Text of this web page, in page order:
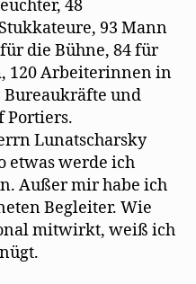
48
93 Mann
die Bühne, 84 für
120 Arbeiterinnen in
Bureaukräfte und
Portiers.
Lunatscharsky
etwas werde ich
Außer mir habe ich
Begleiter. Wie
mitwirkt, weiß ich